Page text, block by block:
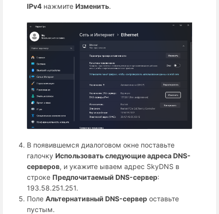
IPv4 нажмите Изменить.
В появившемся диалоговом окне поставьте
галочку Использовать следующие адреса DNS-
серверов, и укажите ываем адрес SkyDNS в
строке Предпочитаемый DNS-сервер:
193.58.251.251.
Поле Альтернативный DNS-сервер оставьте
пустым.